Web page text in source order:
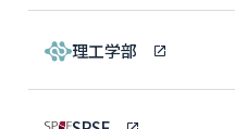
理工学部